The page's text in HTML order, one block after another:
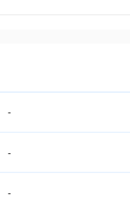
-
-
-